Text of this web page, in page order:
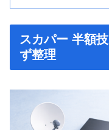
スカパー 半額
ず整理